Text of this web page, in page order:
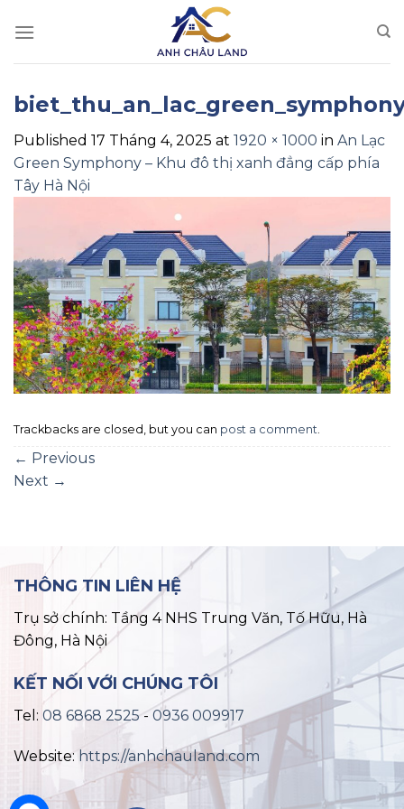
Published 17 Tháng 4, 2025 at 1920 × 1000 in An Lạc
Green Symphony – Khu đô thị xanh đẳng cấp phía
Tây Hà Nội
Trackbacks are closed, but you can post a comment.
← Previous
Next →
THÔNG TIN LIÊN HỆ
Trụ sở chính: Tầng 4 NHS Trung Văn, Tố Hữu, Hà
Đông, Hà Nội
KẾT NỐI VỚI CHÚNG TÔI
Tel: 08 6868 2525-0936 009917
Website: https://anhchauland.com